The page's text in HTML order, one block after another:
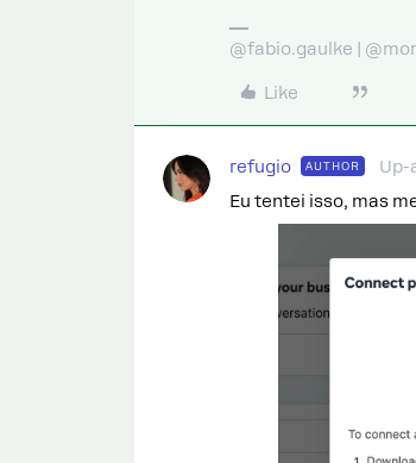
@fabio.gaulke |
Like
refugio AUTHOR Up-
Eu tentei isso, mas